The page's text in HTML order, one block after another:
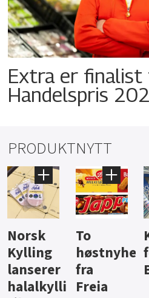
Extra er finalist
Handelspris
PRODUKTNYTT
Knalltall
for Açai
Bowl
Aass vil
bli
førstevalg
i lite-